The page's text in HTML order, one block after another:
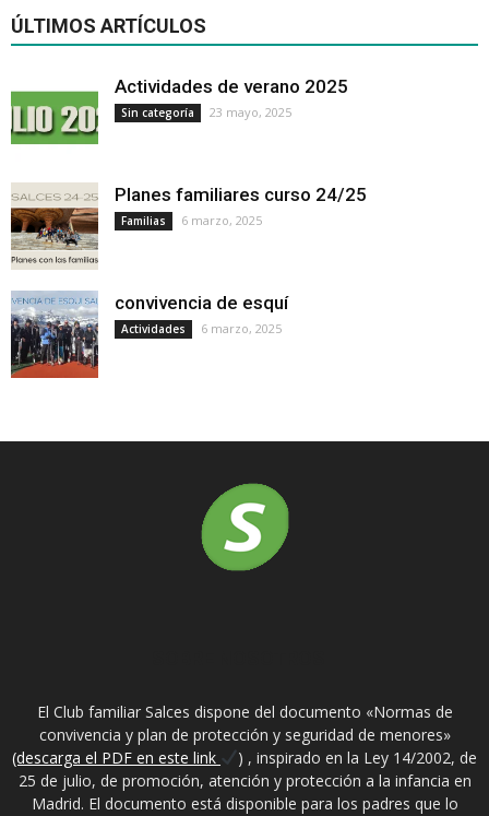
ÚLTIMOS ARTÍCULOS
Actividades de verano 2025
Sin categoría 23 mayo, 2025
Planes familiares curso 24/25
Familias 6 marzo, 2025
convivencia de esquí
Actividades 6 marzo, 2025
El Club familiar Salces dispone del documento «Normas de
convivencia y plan de protección y seguridad de menores»
(descarga el PDF en este link
) , inspirado en la Ley 14/2002, de
25 de julio, de promoción, atención y protección a la infancia en
Madrid. El documento está disponible para los padres que lo